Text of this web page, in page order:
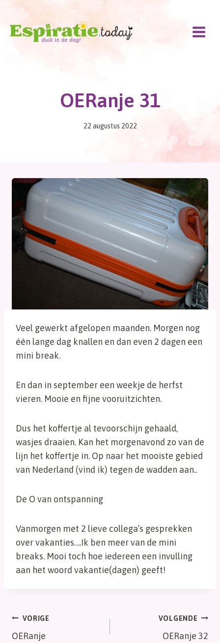
Doorgaan
inhoud
OERanje 31
22 augustus 2022
Veel gewerkt afgelopen maanden. Morgen nog
één lange dag knallen en dan even 2 dagen een
mini break.
En dan in september een weekje de herfst
vieren. Mooie en fijne vooruitzichten.
Dus het koffertje al tevoorschijn gehaald,
wasjes draaien. Kan het morgenavond zo van de
lijn het koffertje in. Op naar het mooiste gebied
van Nederland (vind ik) tegen de wadden aan..
De O van ontspanning
Vanmorgen met 2 lieve collega’s gesprekken
over vakanties….Ik ben meer van de mini
breaks. Mooi toch hoe iedereen een invulling
aan het woord vakantie(dagen) geeft!
Bericht
VORIGE
OERanje
VOLGENDE
OERanje 32